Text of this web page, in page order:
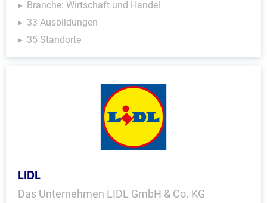
Branche: Wirtschaft und Handel
33 Ausbildungen
35 Standorte
LIDL
Das Unternehmen LIDL GmbH & Co. KG